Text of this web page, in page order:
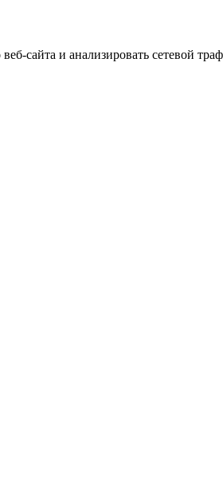
сайта и анализировать сетевой